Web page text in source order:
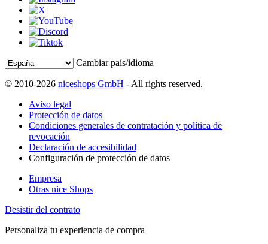
Cambiar país/idioma
© 2010-2026 niceshops GmbH - All rights reserved.
Aviso legal
Protección de datos
Condiciones generales de contratación y política de
revocación
Declaración de accesibilidad
Configuración de protección de datos
Empresa
Otras nice Shops
Desistir del contrato
Personaliza tu experiencia de compra